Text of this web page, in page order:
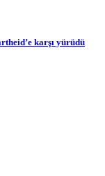
karşı yürüdü